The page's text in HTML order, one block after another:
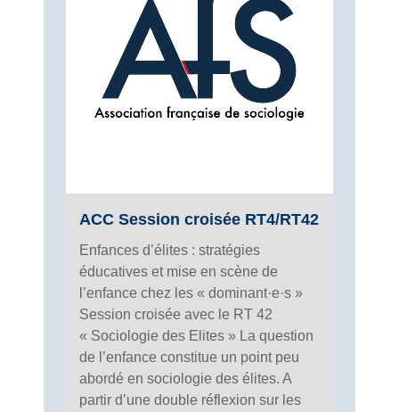
ACC Session croisée RT4/RT42
Enfances d’élites : stratégies
éducatives et mise en scène de
l’enfance chez les « dominant·e·s »
Session croisée avec le RT 42
« Sociologie des Elites » La question
de l’enfance constitue un point peu
abordé en sociologie des élites. A
partir d’une double réflexion sur les